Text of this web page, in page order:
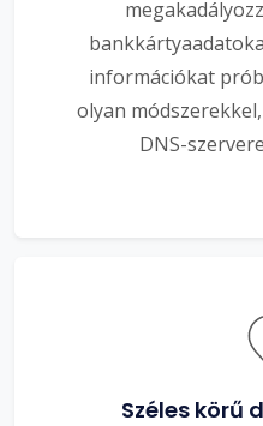
információkat
olyan
DNS-
Széles körű